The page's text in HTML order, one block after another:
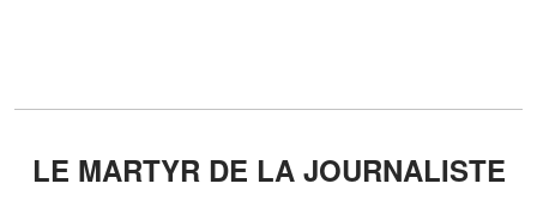
LE MARTYR DE LA JOURNALISTE